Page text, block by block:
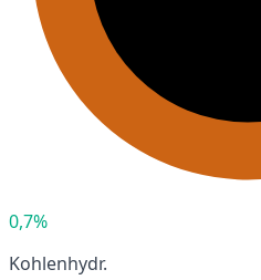
0,7%
Kohlenhydr.